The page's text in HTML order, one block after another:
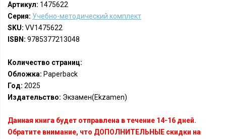
Артикул: 1475622
Серия: Учебно-методический комплект
SKU: VV1475622
ISBN: 9785377213048
Количество страниц:
Обложка: Paperback
Год: 2025
Издательство: Экзамен(Ekzamen)
Данная книга будет отправлена в течение 14-16 дней.
Обратите внимание, что ДОПОЛНИТЕЛЬНЫЕ скидки на